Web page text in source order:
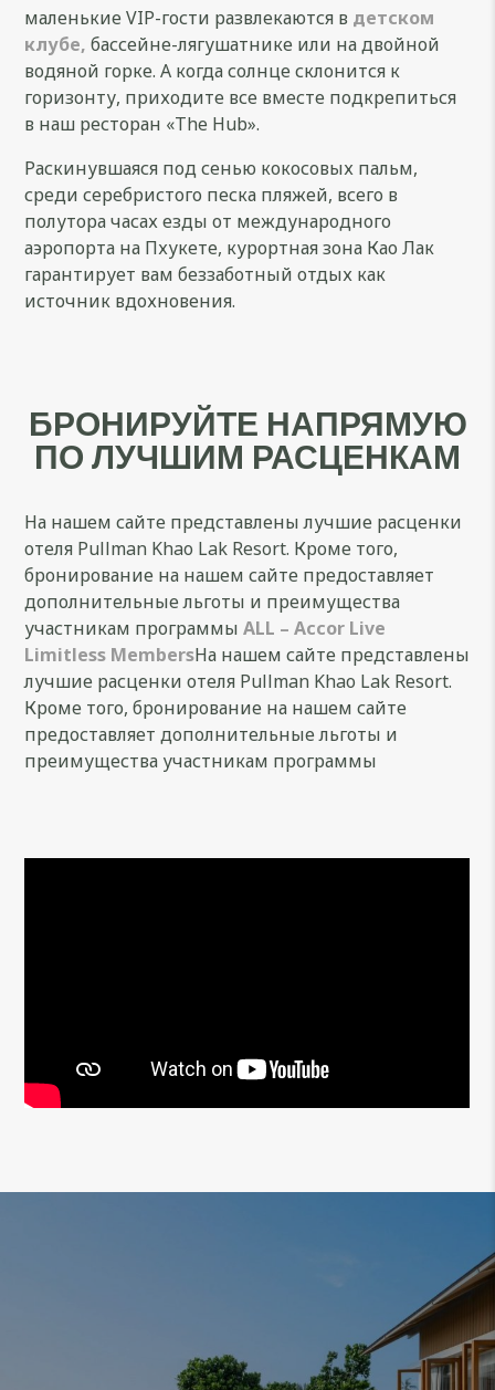
маленькие VIP-гости развлекаются в детском
клубе,бассейне-лягушатнике или на двойной
водяной горке. А когда солнце склонится к
горизонту, приходите все вместе подкрепиться
в наш ресторан «The Hub».
Раскинувшаяся под сенью кокосовых пальм,
среди серебристого песка пляжей, всего в
полутора часах езды от международного
аэропорта на Пхукете, курортная зона Као Лак
гарантирует вам беззаботный отдых как
источник вдохновения.
БРОНИРУЙТЕ НАПРЯМУЮ
ПО ЛУЧШИМ РАСЦЕНКАМ
На нашем сайте представлены лучшие расценки
отеля Pullman Khao Lak Resort. Кроме того,
бронирование на нашем сайте предоставляет
дополнительные льготы и преимущества
участникам программыALL – Accor Live
Limitless MembersНа нашем сайте представлены
лучшие расценки отеля Pullman Khao Lak Resort.
Кроме того, бронирование на нашем сайте
предоставляет дополнительные льготы и
преимущества участникам программы